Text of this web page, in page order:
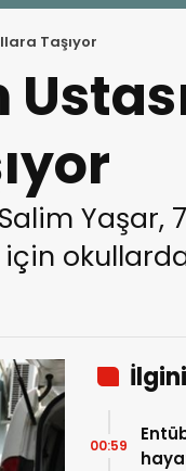
Taşıyor
Yaşar,
00:59